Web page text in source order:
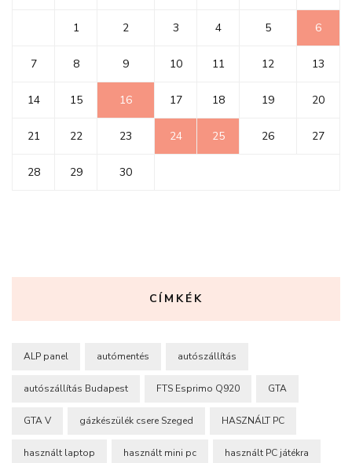
1 2 3 4 5 6
7 8 9 10 11 12 13
14 15 16 17 18 19 20
21 22 23 24 25 26 27
28 29 30
CÍMKÉK
ALP panel autómentés autószállítás
autószállítás Budapest FTS Esprimo Q920 GTA
GTA V gázkészülék csere Szeged HASZNÁLT PC
használt laptop használt mini pc használt PC játékra